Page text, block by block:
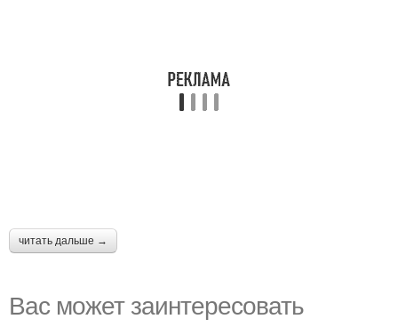
читать дальше →
Вас может заинтересовать